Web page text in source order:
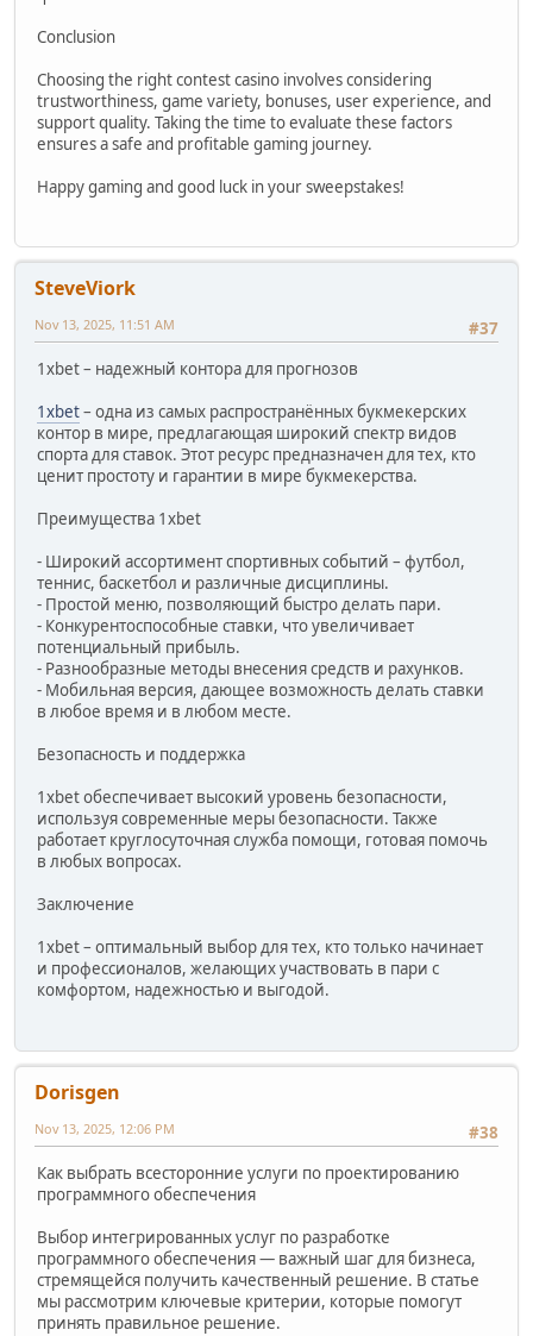
Conclusion
Choosing the right contest casino involves considering
trustworthiness, game variety, bonuses, user experience, and
support quality. Taking the time to evaluate these factors
ensures a safe and profitable gaming journey.
Happy gaming and good luck in your sweepstakes!
SteveViork
#37
Nov 13, 2025, 11:51 AM
1xbet – надежный контора для прогнозов
1xbet– одна из самых распространённых букмекерских
контор в мире, предлагающая широкий спектр видов
спорта для ставок. Этот ресурс предназначен для тех, кто
ценит простоту и гарантии в мире букмекерства.
Преимущества 1xbet
- Широкий ассортимент спортивных событий – футбол,
теннис, баскетбол и различные дисциплины.
- Простой меню, позволяющий быстро делать пари.
- Конкурентоспособные ставки, что увеличивает
потенциальный прибыль.
- Разнообразные методы внесения средств и рахунков.
- Мобильная версия, дающее возможность делать ставки
в любое время и в любом месте.
Безопасность и поддержка
1xbet обеспечивает высокий уровень безопасности,
используя современные меры безопасности. Также
работает круглосуточная служба помощи, готовая помочь
в любых вопросах.
Заключение
1xbet – оптимальный выбор для тех, кто только начинает
и профессионалов, желающих участвовать в пари с
комфортом, надежностью и выгодой.
Dorisgen
#38
Nov 13, 2025, 12:06 PM
Как выбрать всесторонние услуги по проектированию
программного обеспечения
Выбор интегрированных услуг по разработке
программного обеспечения — важный шаг для бизнеса,
стремящейся получить качественный решение. В статье
мы рассмотрим ключевые критерии, которые помогут
принять правильное решение.